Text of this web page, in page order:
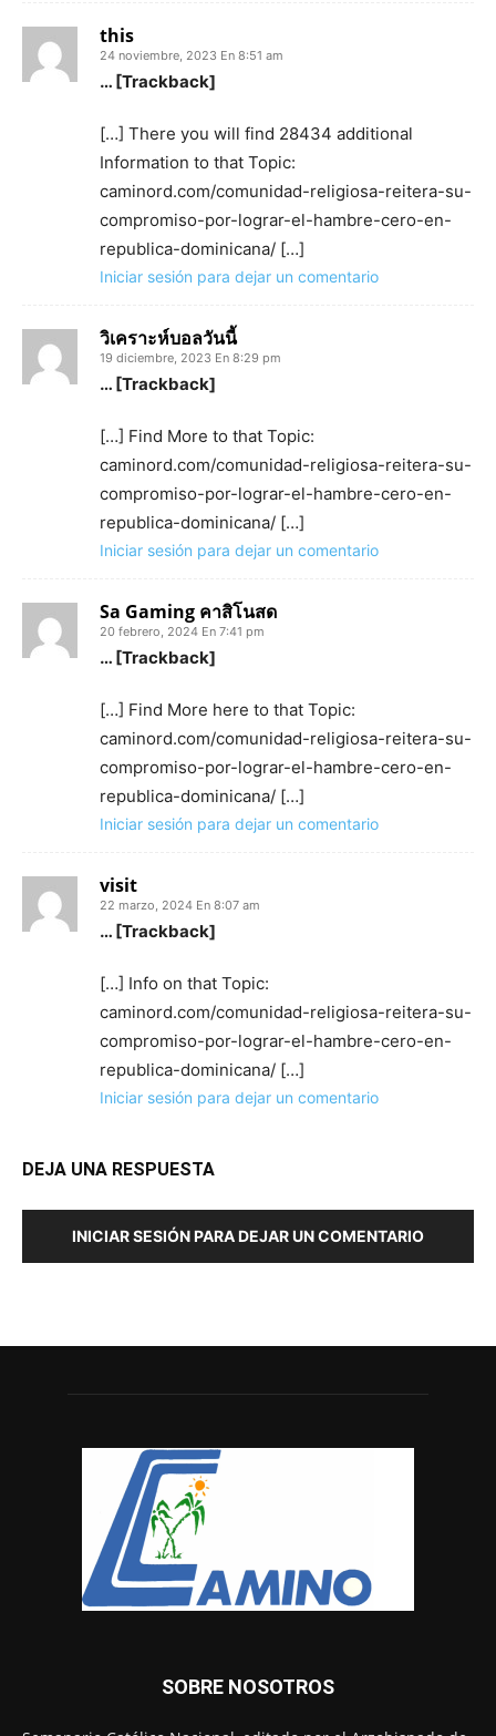
this
24 noviembre, 2023 En 8:51 am
… [Trackback]
[…] There you will find 28434 additional
Information to that Topic:
caminord.com/comunidad-religiosa-reitera-su-
compromiso-por-lograr-el-hambre-cero-en-
republica-dominicana/ […]
Iniciar sesión para dejar un comentario
วิเคราะห์บอลวันนี้
19 diciembre, 2023 En 8:29 pm
… [Trackback]
[…] Find More to that Topic:
caminord.com/comunidad-religiosa-reitera-su-
compromiso-por-lograr-el-hambre-cero-en-
republica-dominicana/ […]
Iniciar sesión para dejar un comentario
Sa Gaming คาสิโนสด
20 febrero, 2024 En 7:41 pm
… [Trackback]
[…] Find More here to that Topic:
caminord.com/comunidad-religiosa-reitera-su-
compromiso-por-lograr-el-hambre-cero-en-
republica-dominicana/ […]
Iniciar sesión para dejar un comentario
visit
22 marzo, 2024 En 8:07 am
… [Trackback]
[…] Info on that Topic:
caminord.com/comunidad-religiosa-reitera-su-
compromiso-por-lograr-el-hambre-cero-en-
republica-dominicana/ […]
Iniciar sesión para dejar un comentario
DEJA UNA RESPUESTA
INICIAR SESIÓN PARA DEJAR UN COMENTARIO
SOBRE NOSOTROS